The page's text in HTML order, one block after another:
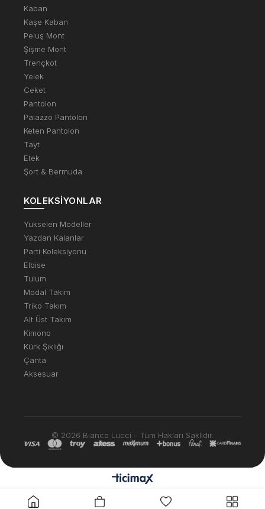
Kaban
Kaşe Kaban
Peluş Mont
Şişme Mont
Trençkot
Yelek
Ceket
Pantolon
Palazzo Pantolon
Keten Pantolon
Tayt
Etek
Şort & Bermuda
KOLEKSIYONLAR
Yükselen Modeller
Yazdan Kalanlar
Parti Koleksiyonu
Elbise
Tulum
Modal Takım
Triko Takım
Alt Üst Takım
Kimono
Kürk Şıklığı
Çanta
Aksesuar
© 2026 Bianco Lucci - Tüm Hakları Saklıdır.